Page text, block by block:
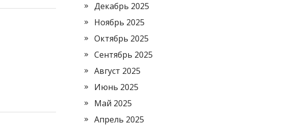
Декабрь 2025
Ноябрь 2025
Октябрь 2025
Сентябрь 2025
Август 2025
Июнь 2025
Май 2025
Апрель 2025